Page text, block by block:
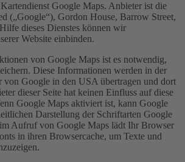
Google Maps. Anbieter ist die
(„Google“), Gordon House, Barrow Street,
dieses Dienstes können wir
Website einbinden.
von Google Maps ist es notwendig,
Diese Informationen werden in der
von Google in den USA übertragen und dort
dieser Seite hat keinen Einfluss auf diese
Google Maps aktiviert ist, kann Google
Darstellung der Schriftarten Google
Aufruf von Google Maps lädt Ihr Browser
in ihren Browsercache, um Texte und